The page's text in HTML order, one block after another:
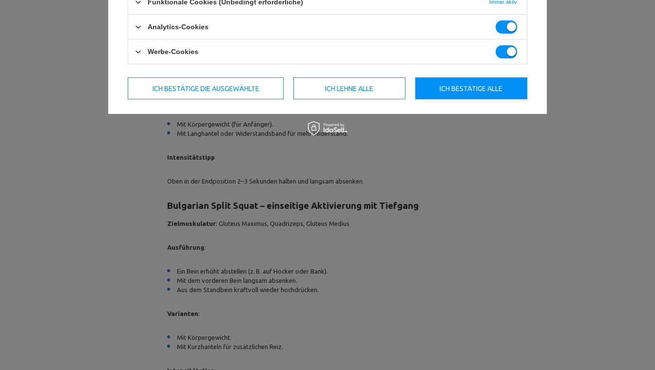
Oben kurz halten, Spannung im Po spüren
Varianten:
Mit Körpergewicht (für Anfänger).
Mit Langhantel oder Widerstandsband für mehr Widerstand.
Intensitätstipp
Oben in der Endposition 2–3 Sekunden halten und langsam absenken.
Bulgarian Split Squat – einseitige Aktivierung mit Tiefgang
Zielmuskulatur: Gluteus Maximus, Quadrizeps, Gluteus Medius
Ausführung:
Ein Bein erhöht abstellen (z. B. auf Hocker oder Bank).
Mit dem vorderen Bein langsam absenken.
Aus dem Standbein kraftvoll wieder hochdrücken.
Varianten:
Mit Körpergewicht.
Mit Kurzhanteln für zusätzlichen Reiz.
Funktionale Cookies (Unbedingt erforderliche) Immer aktiv
Analytics-Cookies
Werbe-Cookies
ICH BESTÄTIGE DIE AUSGEWÄHLTE ICH LEHNE ALLE ICH BESTÄTIGE ALLE